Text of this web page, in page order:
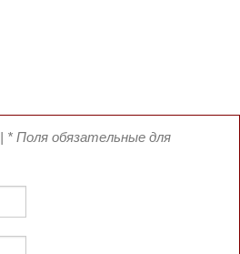
| * Поля обязательные для